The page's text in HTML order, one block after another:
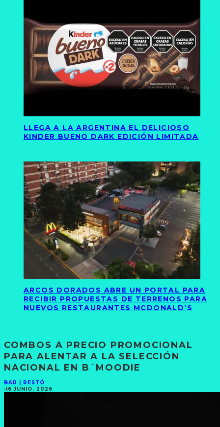
LLEGA A LA ARGENTINA EL DELICIOSO
KINDER BUENO DARK EDICIÓN LIMITADA
ARCOS DORADOS ABRE UN PORTAL PARA
RECIBIR PROPUESTAS DE TERRENOS PARA
NUEVOS RESTAURANTES MCDONALD’S
COMBOS A PRECIO PROMOCIONAL
PARA ALENTAR A LA SELECCIÓN
NACIONAL EN B´MOODIE
BAR | RESTÓ
·16 JUNIO, 2026